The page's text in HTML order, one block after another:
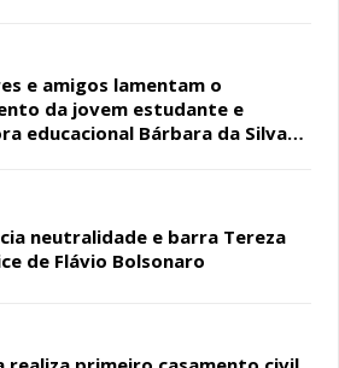
e amigos lamentam o
da jovem estudante e
educacional Bárbara da Silva
neutralidade e barra Tereza
de Flávio Bolsonaro